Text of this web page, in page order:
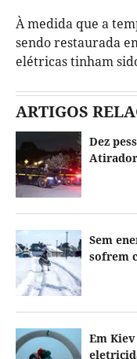
À medida que a
sendo restaurada
elétricas tinham
ARTIGOS
Dez
Sem
sofrem
Em